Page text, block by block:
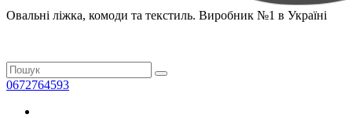
Овальні ліжка, комоди та текстиль. Виробник №1 в Україні
0672764593